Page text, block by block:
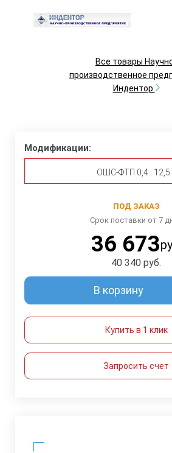
Все товары
производственное
Индентор
Модификации:
ОШС-ФТП 0,4…12,5
ПОД ЗАКАЗ
Срок поставки от 7
36 673
40 340 руб.
В корзину
Купить в 1 клик
Запросить счет